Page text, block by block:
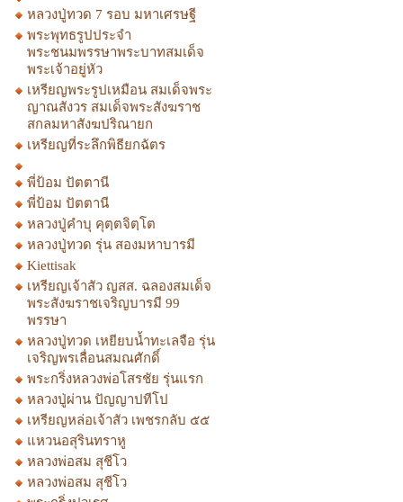
หลวงปู่ทวด 7 รอบ มหาเศรษฐี
พระพุทธรูปประจำ
พระชนมพรรษาพระบาทสมเด็จ
พระเจ้าอยู่หัว
เหรียญพระรูปเหมือน สมเด็จพระ
ญาณสังวร สมเด็จพระสังฆราช
สกลมหาสังฆปริณายก
เหรียญที่ระลึกพิธียกฉัตร
พี่ป้อม ปัตตานี
พี่ป้อม ปัตตานี
หลวงปู่คำบุ คุตฺตจิตฺโต
หลวงปู่ทวด รุ่น สองมหาบารมี
Kiettisak
เหรียญเจ้าสัว ญสส. ฉลองสมเด็จ
พระสังฆราชเจริญบารมี 99
พรรษา
หลวงปู่ทวด เหยียบน้ำทะเลจือ รุ่น
เจริญพรเลื่อนสมณศักดิ์
พระกริ่งหลวงพ่อโสรชัย รุ่นแรก
หลวงปู่ผ่าน ปัญญาปทีโป
เหรียญหล่อเจ้าสัว เพชรกลับ ๕๕
แหวนอสุรินทราหู
หลวงพ่อสม สุชีโว
หลวงพ่อสม สุชีโว